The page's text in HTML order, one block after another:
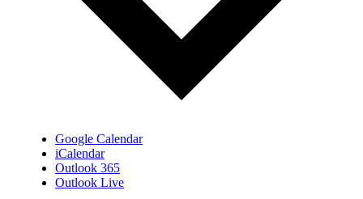
Google Calendar
iCalendar
Outlook 365
Outlook Live